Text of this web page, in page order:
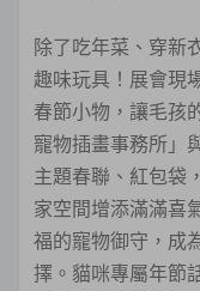
除了吃年菜、穿新
趣味玩具！展會現
春節小物，讓毛孩
寵物插畫事務所」
主題春聯、紅包袋
家空間增添滿滿喜
福的寵物御守，成
擇。貓咪專屬年節